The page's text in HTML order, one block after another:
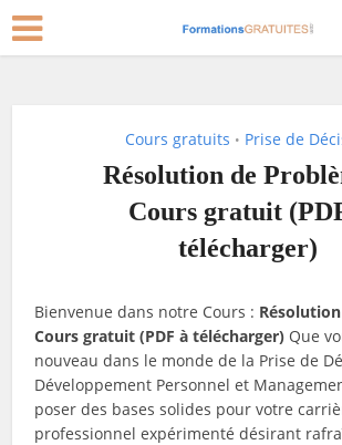
Cours gratuits • Prise de
Résolution de
Cours gratuit
télécharger)
Bienvenue dans notre Cours :
Cours gratuit (PDF à télécharger) Que
nouveau dans le monde de la Prise de
Développement Personnel et
poser des bases solides pour votre
professionnel expérimenté désirant